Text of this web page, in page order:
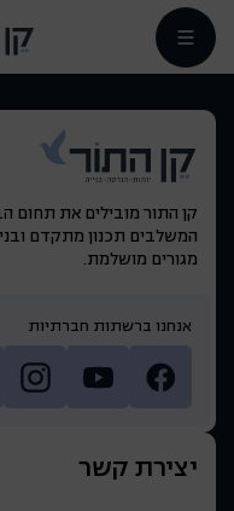
קן התור מובילים את תחום
המשלבים תכנון מתקדם
מגורים מושלמת.
אנחנו ברשתות חברתיות
יצירת קשר